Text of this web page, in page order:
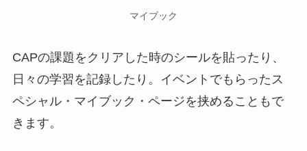
マイブック
CAPの課題をクリアした時のシールを貼ったり、
日々の学習を記録したり。イベントでもらったス
ペシャル・マイブック・ページを挟めることもで
きます。